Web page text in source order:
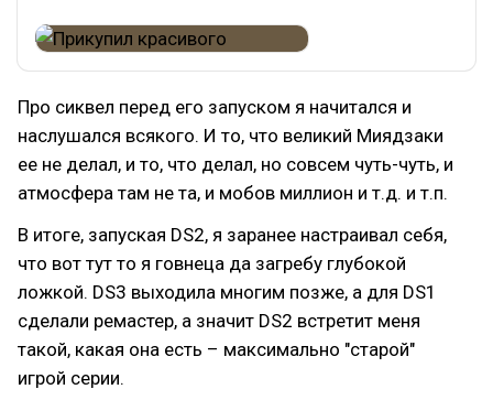
Про сиквел перед его запуском я начитался и
наслушался всякого. И то, что великий Миядзаки
ее не делал, и то, что делал, но совсем чуть-чуть, и
атмосфера там не та, и мобов миллион и т.д. и т.п.
В итоге, запуская DS2, я заранее настраивал себя,
что вот тут то я говнеца да загребу глубокой
ложкой. DS3 выходила многим позже, а для DS1
сделали ремастер, а значит DS2 встретит меня
такой, какая она есть – максимально "старой"
игрой серии.